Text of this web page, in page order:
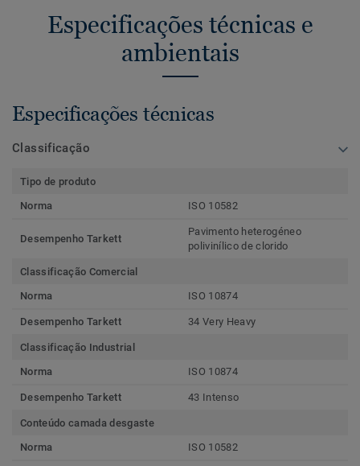
Especificações técnicas e
ambientais
Especificações técnicas
Classificação
Tipo de produto
Norma
ISO 10582
Desempenho Tarkett
Pavimento heterogéneo
polivinílico de clorido
Classificação Comercial
Norma
ISO 10874
Desempenho Tarkett 34 Very Heavy
Classificação Industrial
Norma
ISO 10874
Desempenho Tarkett 43 Intenso
Conteúdo camada desgaste
Norma
ISO 10582